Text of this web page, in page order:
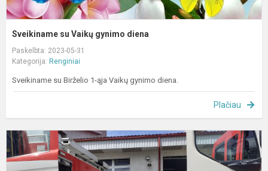
Sveikiname su Vaikų gynimo diena
Paskelbta: 2023-05-31
Kategorija: Renginiai
Sveikiname su Birželio 1-ąja Vaikų gynimo diena.
Plačiau